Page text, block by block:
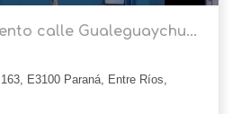
calle Gualeguaychu...
E3100 Paraná, Entre Ríos,